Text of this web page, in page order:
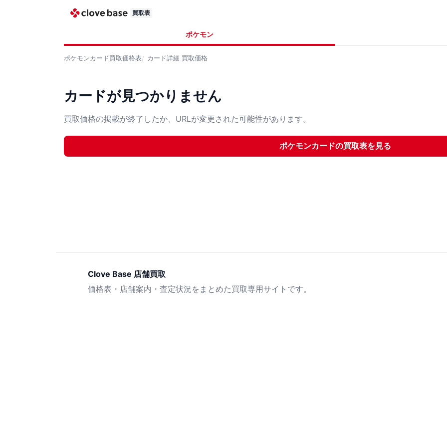
買取表
ポケモン
ポケモンカード買取価格表 カード詳細 買取価格
カードが見つかりません
買取価格の掲載が終了したか、URLが変更された可能性があります。
ポケモンカードの買取表を見る
Clove Base 店舗買取
価格表・店舗案内・査定状況をまとめた買取専用サイトです。